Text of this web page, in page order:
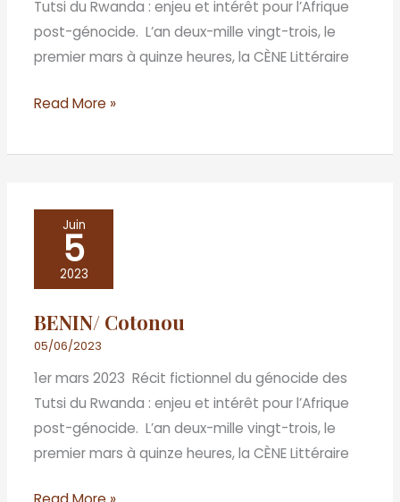
Tutsi du Rwanda : enjeu et intérêt pour l’Afrique
post-génocide. L’an deux-mille vingt-trois, le
premier mars à quinze heures, la CÈNE Littéraire
Read More »
Juin
5
2023
BENIN/ Cotonou
05/06/2023
1er mars 2023 Récit fictionnel du génocide des
Tutsi du Rwanda : enjeu et intérêt pour l’Afrique
post-génocide. L’an deux-mille vingt-trois, le
premier mars à quinze heures, la CÈNE Littéraire
BENIN/
Cotonou